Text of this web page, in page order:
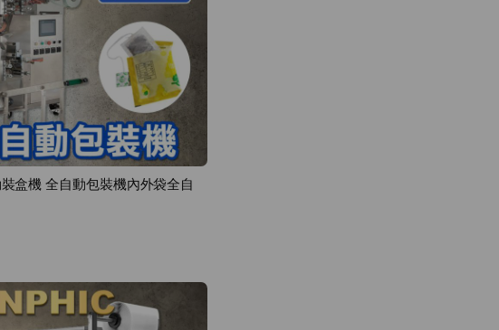
、保固範圍與責任歸屬），一
透過 LINE 或其他方式所為之
方載明內容、他方回覆確認
最終依據。
通知。
盒機 全自動包裝機內外袋全自